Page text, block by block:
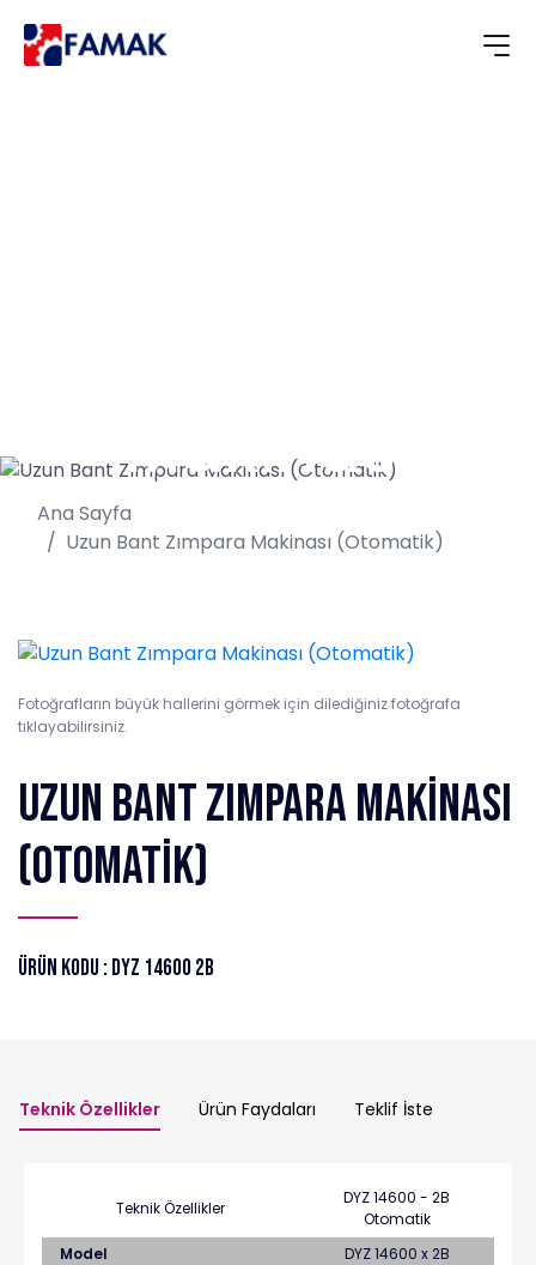
Makinası
(Otomatik)
Ana Sayfa
Uzun Bant Zımpara Makinası (Otomatik)
Fotoğrafların büyük hallerini görmek için dilediğiniz fotoğrafa
tıklayabilirsiniz.
Uzun Bant Zımpara Makinası
(Otomatik)
Ürün Kodu : DYZ 14600 2B
Teknik Özellikler Ürün Faydaları Teklif İste
Teknik Özellikler
DYZ 14600 - 2B
Otomatik
Model
DYZ 14600 x 2B